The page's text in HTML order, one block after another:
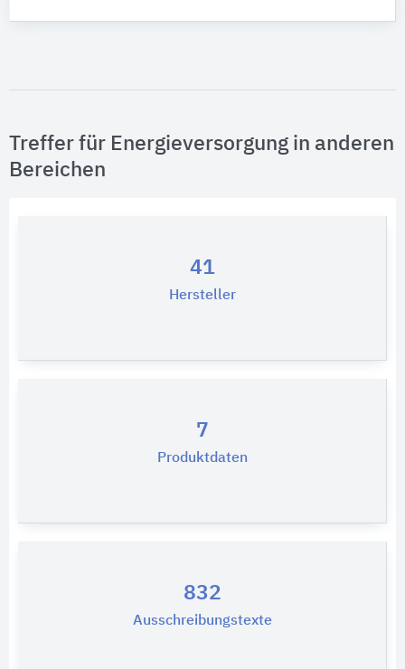
Treffer für Energieversorgung in anderen
Bereichen
41
Hersteller
7
Produktdaten
832
Ausschreibungstexte